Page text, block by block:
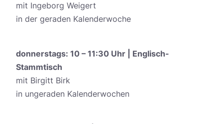
mit Ingeborg Weigert
in der geraden Kalenderwoche
donnerstags: 10 – 11:30 Uhr | Englisch-
Stammtisch
mit Birgitt Birk
in ungeraden Kalenderwochen